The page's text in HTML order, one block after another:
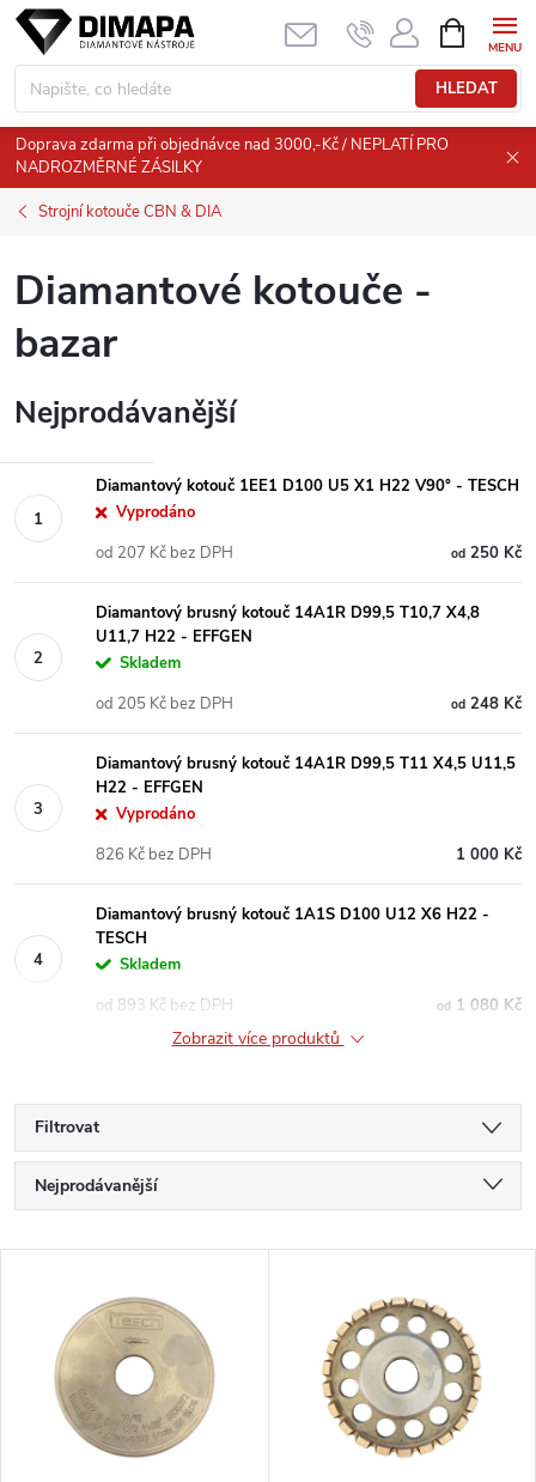
Přejít
obsah
HLEDAT
NÁKUPNÍ
KOŠÍK
Doprava zdarma při objednávce nad 3000,-Kč / NEPLATÍ PRO
NADROZMĚRNÉ ZÁSILKY
Strojní kotouče CBN & DIA
Diamantové kotouče -
bazar
Nejprodávanější
Diamantový kotouč 1EE1 D100 U5 X1 H22 V90° - TESCH
Vyprodáno
od250 Kč
od 207 Kč bez DPH
Diamantový brusný kotouč 14A1R D99,5 T10,7 X4,8
U11,7 H22 - EFFGEN
Skladem
od248 Kč
od 205 Kč bez DPH
Diamantový brusný kotouč 14A1R D99,5 T11 X4,5 U11,5
H22 - EFFGEN
Vyprodáno
1 000 Kč
826 Kč bez DPH
Diamantový brusný kotouč 1A1S D100 U12 X6 H22 -
TESCH
Skladem
od1 080 Kč
od 893 Kč bez DPH
Zobrazit více produktů
Filtrovat
Ř
a
Nejprodávanější
Abecedně